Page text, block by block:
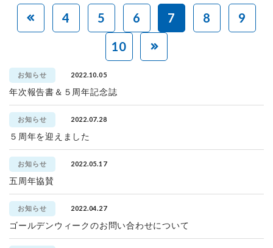
4 5 6 7 8
9
10
お知らせ 2022.10.05
年次報告書＆５周年記念誌
お知らせ 2022.07.28
５周年を迎えました
お知らせ 2022.05.17
五周年協賛
お知らせ 2022.04.27
ゴールデンウィークのお問い合わせについて